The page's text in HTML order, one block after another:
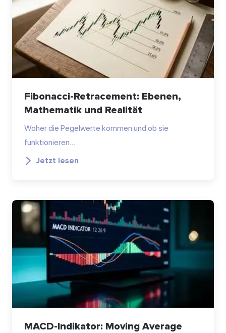
Fibonacci-Retracement: Ebenen,
Mathematik und Realität
Woher die Pegelwerte kommen und ob sie
funktionieren…
Jetzt lesen
MACD-Indikator: Moving Average